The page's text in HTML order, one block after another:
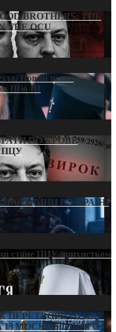
BROTHERS: THE
THE OCU
Новий шлях
Шіо III
ПО КРОВІ:
ПЦУ
ВІЙНИ В УКРАЇНІ
стане ПЦУ прихистком
ПЕРЕТВОРИТИ ПЦУ
ІЗ МОСКОВСЬКОГО